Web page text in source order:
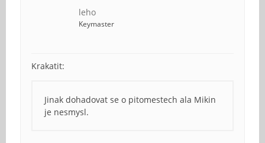
leho
Keymaster
Krakatit:
Jinak dohadovat se o pitomestech ala Mikin
je nesmysl.